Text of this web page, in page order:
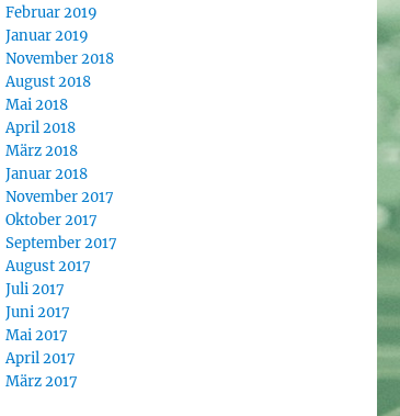
Februar 2019
Januar 2019
November 2018
August 2018
Mai 2018
April 2018
März 2018
Januar 2018
November 2017
Oktober 2017
September 2017
August 2017
Juli 2017
Juni 2017
Mai 2017
April 2017
März 2017